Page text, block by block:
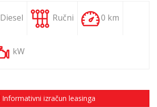
Diesel Ručni 0 km
kW
Informativni izračun leasinga